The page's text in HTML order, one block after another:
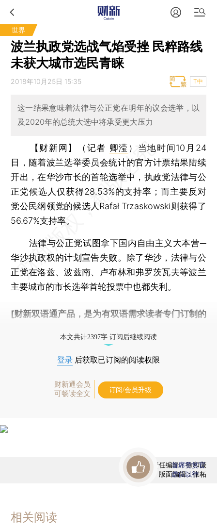
世界
波兰执政党选战气焰受挫 民粹路线
未获大城市选民青睐
2018年10月25日 15:35 T中
这一结果意味着法律与公正党在明年的议会选举，以
及2020年的总统大选中将承受更大压力
【财新网】（记者 卿滢 ） 当地时间10月24
日，随着波兰选举委员会统计的官方计票结果陆续
开出，在华沙市长的首轮选举中，执政党法律与公
正党候选人仅获得28.53%的支持率；而主要反对
党公民纲领党的候选人Rafał Trzaskowski则获得了
56.67%支持率。
法律与公正党试图拿下国内自由主义大本营─
华沙执政权的计划宣告失败。除了华沙，法律与公
正党在洛兹、波兹南、卢布林和弗罗茨瓦夫等波兰
主要城市的市长选举首轮投票中也都失利。
[财新双语通产品，是为有双语需求读者专门订制的
本文共计2397字 订阅后继续阅读
登录 后获取已订阅的阅读权限
财新通会员
可畅读全文
订阅/会员升级
责任编辑：徐和谦
版面编辑：张柘
首席赞赏官
虚位以待
相关阅读